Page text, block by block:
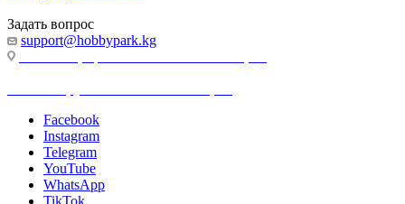
Задать вопрос
support@hobbypark.kg
Facebook
Instagram
Telegram
YouTube
WhatsApp
TikTok